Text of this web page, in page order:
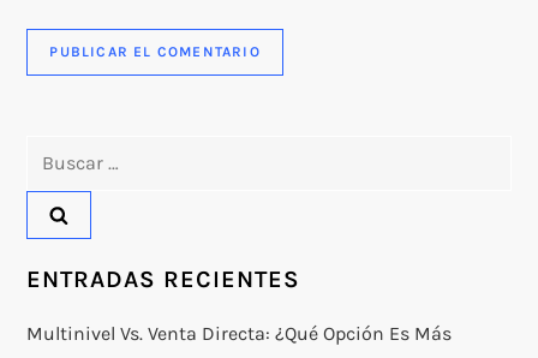
ENTRADAS RECIENTES
Multinivel Vs. Venta Directa: ¿qué Opción Es Más